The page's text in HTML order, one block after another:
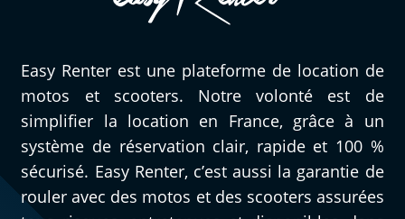
Easy Renter est une plateforme de location de
motos et scooters. Notre volonté est de
simplifier la location en France, grâce à un
système de réservation clair, rapide et 100 %
sécurisé. Easy Renter, c’est aussi la garantie de
rouler avec des motos et des scooters assurées